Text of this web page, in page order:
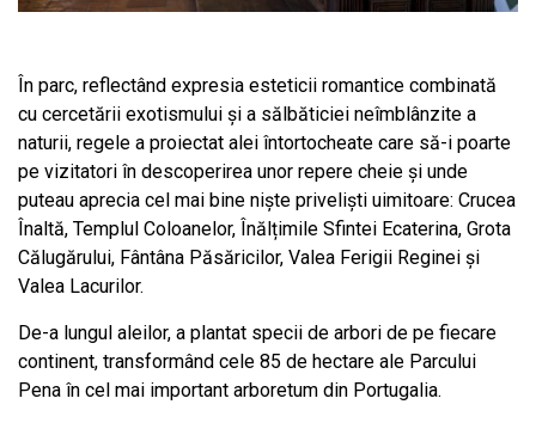
În parc, reflectând expresia esteticii romantice combinată
cu cercetării exotismului și a sălbăticiei neîmblânzite a
naturii, regele a proiectat alei întortocheate care să-i poarte
pe vizitatori în descoperirea unor repere cheie și unde
puteau aprecia cel mai bine niște priveliști uimitoare: Crucea
Înaltă, Templul Coloanelor, Înălțimile Sfintei Ecaterina, Grota
Călugărului, Fântâna Păsăricilor, Valea Ferigii Reginei și
Valea Lacurilor.
De-a lungul aleilor, a plantat specii de arbori de pe fiecare
continent, transformând cele 85 de hectare ale Parcului
Pena în cel mai important arboretum din Portugalia.